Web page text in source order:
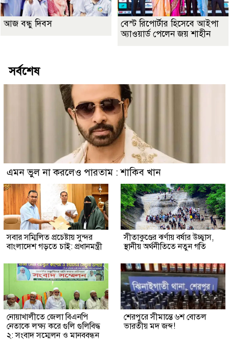
আজ বন্ধু দিবস
বেস্ট রিপোর্টার হিসেবে আইপা
অ্যাওয়ার্ড পেলেন জয় শাহীন
সর্বশেষ
এমন ভুল না করলেও পারতাম : শাকিব খান
সবার সম্মিলিত প্রচেষ্টায় সুন্দর
বাংলাদেশ গড়তে চাই: প্রধানমন্ত্রী
সীতাকুণ্ডের ঝর্ণায় বর্ষার উচ্ছ্বাস,
স্থানীয় অর্থনীতিতে নতুন গতি
নোয়াখালীতে জেলা বিএনপি
নেতাকে লক্ষ্য করে গুলি গুলিবিদ্ধ
২: সংবাদ সম্মেলন ও মানববন্ধন
শেরপুরে সীমান্তে ৬শ বোতল
ভারতীয় মদ জব্দ!